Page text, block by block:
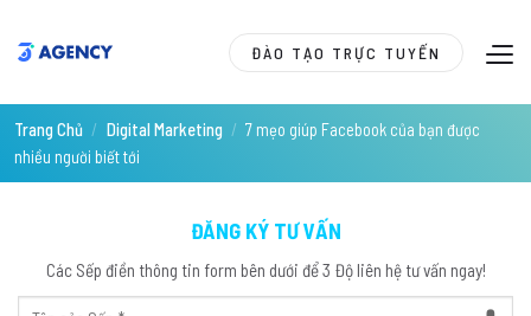
ĐÀO TẠO TRỰC TUYẾN
Trang Chủ / Digital Marketing / 7 mẹo giúp Facebook của bạn được
nhiều người biết tới
ĐĂNG KÝ TƯ VẤN
Các Sếp điền thông tin form bên dưới để 3 Độ liên hệ tư vấn ngay!